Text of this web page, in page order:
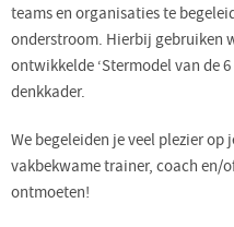
teams en organisaties te
onderstroom. Hierbij gebruiken
ontwikkelde ‘Stermodel van de
denkkader.
We begeleiden je veel plezier op
vakbekwame trainer, coach en/
ontmoeten!